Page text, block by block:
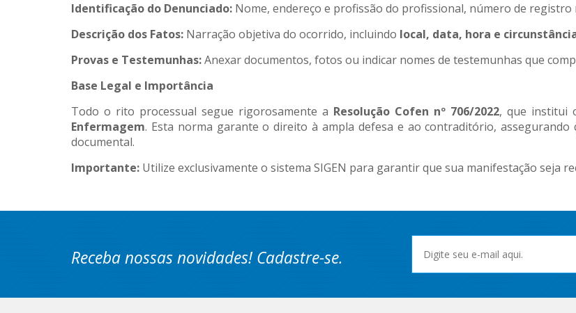
Identificação do Denunciado: Nome, endereço e profissão do profissional, número de
Descrição dos Fatos: Narração objetiva do ocorrido, incluindo local, data, hora e
Provas e Testemunhas:Anexar documentos, fotos ou indicar nomes de testemunhas que
Base Legal e Importância
Todo o rito processual segue rigorosamente a Resolução Cofen nº 706/2022, que institui
Enfermagem. Esta norma garante o direito à ampla defesa e ao contraditório, assegurando
documental.
Importante: Utilize exclusivamente o sistema SIGEN para garantir que sua manifestação seja
Receba nossas novidades! Cadastre-se.